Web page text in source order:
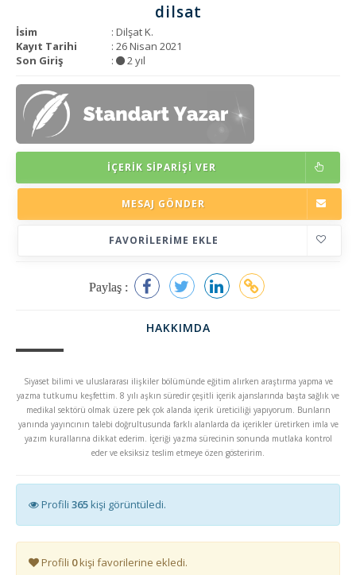
KURUMSAL
dilsat
İsim
: Dilşat K.
Kayıt Tarihi
: 26 Nisan 2021
Son Giriş
: 2 yıl
İÇERIK SIPARIŞI VER
MESAJ GÖNDER
FAVORILERIME EKLE
Paylaş :
HAKKIMDA
Siyaset bilimi ve uluslararası ilişkiler bölümünde eğitim alırken araştırma yapma ve
yazma tutkumu keşfettim. 8 yılı aşkın süredir çeşitli içerik ajanslarında başta sağlık ve
medikal sektörü olmak üzere pek çok alanda içerik üreticiliği yapıyorum. Bunların
yanında yayıncının talebi doğrultusunda farklı alanlarda da içerikler üretirken imla ve
yazım kurallarına dikkat ederim. İçeriği yazma sürecinin sonunda mutlaka kontrol
eder ve eksiksiz teslim etmeye özen gösteririm.
Profili 365kişi görüntüledi.
Profili 0kişi favorilerine ekledi.